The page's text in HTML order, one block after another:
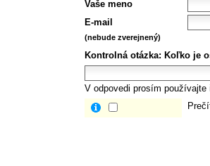
Vaše meno
E-mail
(nebude zverejnený)
Kontrolná otázka: Koľko je
V odpovedi prosím